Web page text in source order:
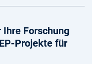
Forschung
Projekte für